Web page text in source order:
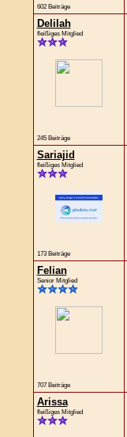
602 Beiträge
Delilah
fleißiges Mitglied
245 Beiträge
Sariajid
fleißiges Mitglied
173 Beiträge
Felian
Senior Mitglied
707 Beiträge
Arissa
fleißiges Mitglied